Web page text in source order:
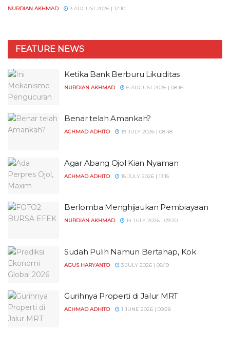
NURDIAN AKHMAD 3 AUGUST 2026 | 12:10
FEATURE NEWS
Ketika Bank Berburu Likuiditas
NURDIAN AKHMAD 6 AUGUST 2026 | 08:16
Benar telah Amankah?
ACHMAD ADHITO 19 JULY 2026 | 08:48
Agar Abang Ojol Kian Nyaman
ACHMAD ADHITO 15 JULY 2026 | 13:15
Berlomba Menghijaukan Pembiayaan
NURDIAN AKHMAD 14 JULY 2026 | 09:20
Sudah Pulih Namun Bertahap, Kok
AGUS HARYANTO 3 JULY 2026 | 08:19
Gurihnya Properti di Jalur MRT
ACHMAD ADHITO 1 JUNE 2026 | 09:28